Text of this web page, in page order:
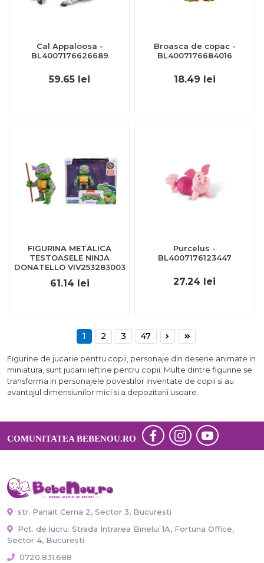
Cal Appaloosa -
BL4007176626689
59.65 lei
Broasca de copac -
BL4007176684016
18.49 lei
FIGURINA METALICA
TESTOASELE NINJA
DONATELLO VIV253283003
61.14 lei
Purcelus -
BL4007176123447
27.24 lei
1 2 3 47
Figurine de jucarie pentru copii, personaje din desene animate in
miniatura, sunt jucarii ieftine pentru copii. Multe dintre figurine se
transforma in personajele povestilor inventate de copii si au
avantajul dimensiunilor mici si a depozitarii usoare.
COMUNITATEA BEBENOU.RO
str. Panait Cerna 2, Sector 3, Bucuresti
Pct. de lucru: Strada Intrarea Binelui 1A, Fortuna Office,
Sector 4, București
0720.831.688